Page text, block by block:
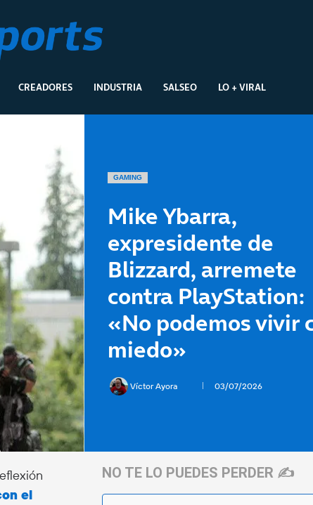
CREADORES INDUSTRIA SALSEO LO + VIRAL
GAMING
Mike Ybarra,
expresidente de
Blizzard, arremete
contra PlayStation:
«No podemos vivir
miedo»
Víctor Ayora 03/07/2026
el
NO TE LO PUEDES PERDER ✍️